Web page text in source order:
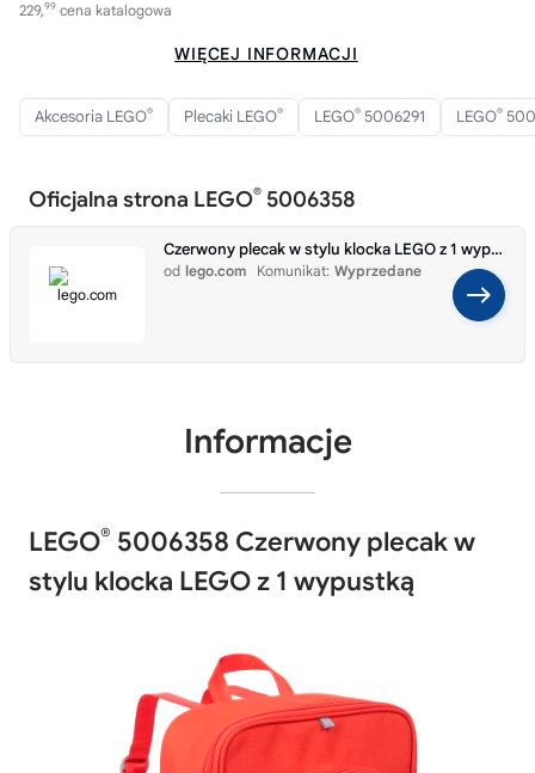
229,99 cena katalogowa
WIĘCEJ INFORMACJI
Akcesoria LEGO® Plecaki LEGO® LEGO® 5006291 LEGO®
Oficjalna strona LEGO® 5006358
Czerwony plecak w stylu klocka LEGO z 1 wypustką 5006358
od lego.com Komunikat: Wyprzedane
Informacje
LEGO® 5006358 Czerwony plecak w
stylu klocka LEGO z 1 wypustką